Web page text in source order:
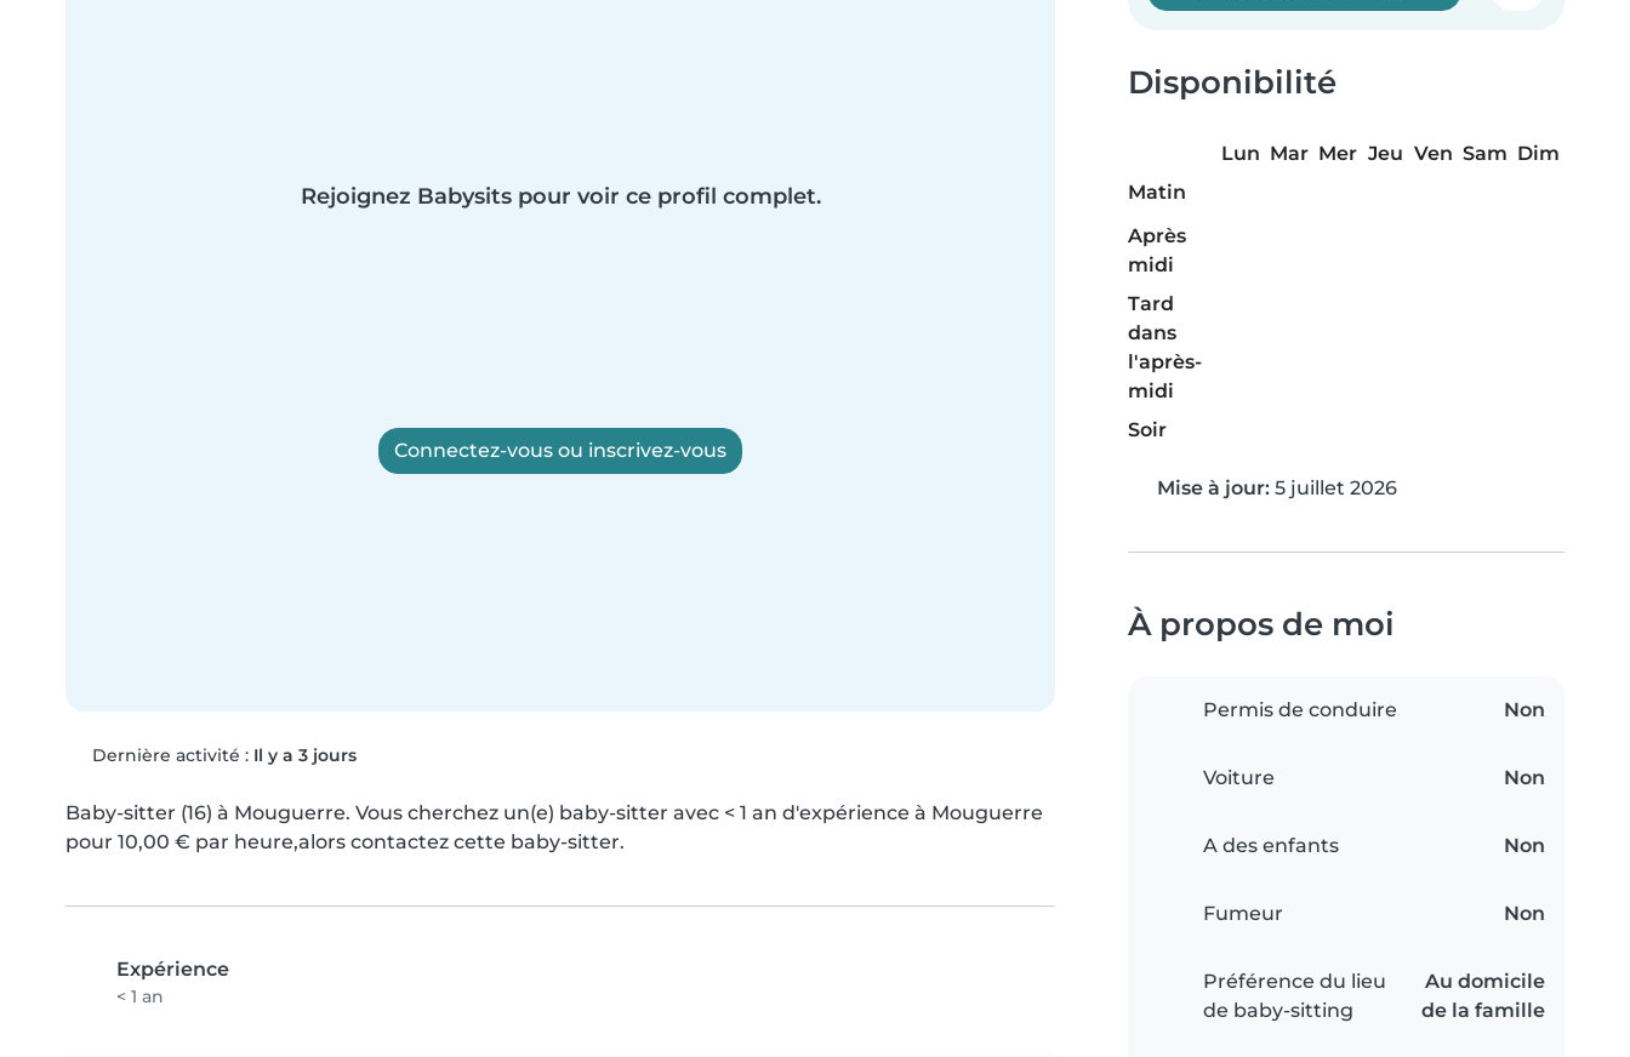
Rejoignez Babysits pour voir ce profil complet.
Connectez-vous ou inscrivez-vous
Dernière activité : Il y a 3 jours
Baby-sitter (16) à Mouguerre. Vous cherchez un(e) baby-sitter avec < 1 an d'expérience à Mouguerre
pour 10,00 € par heure,alors contactez cette baby-sitter.
Expérience
< 1 an
Disponibilité
Lun Mar Mer Jeu Ven Sam Dim
Matin
Après
midi
Tard
dans
l'après-
midi
Soir
Mise à jour: 5 juillet 2026
À propos de moi
Permis de conduire Non
Voiture Non
A des enfants Non
Fumeur Non
Préférence du lieu
de baby-sitting
Au domicile
de la famille